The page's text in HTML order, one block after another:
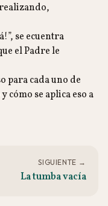
se ecuentra
el Padre le
para cada uno de
cómo se aplica eso a
SIGUIENTE →
La tumba vacía